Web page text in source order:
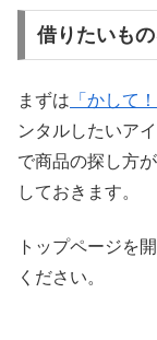
借りたいも
まずは 「かして
ンタルしたいア
で商品の探し方
しておきます。
トップページを
ください。